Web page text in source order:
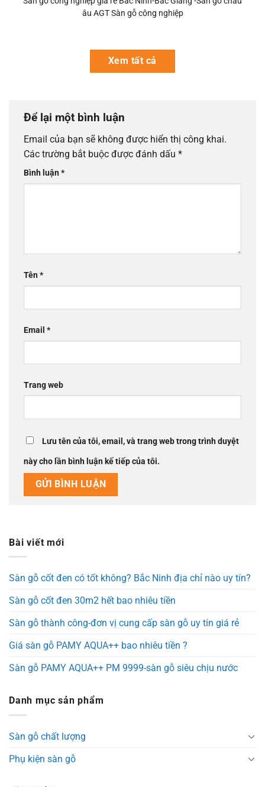
âu AGT Sàn gỗ công nghiệp
Xem tất cả
Để lại một bình luận
Email của bạn sẽ không được hiển thị công khai.
Các trường bắt buộc được đánh dấu *
Bình luận*
Tên*
Email *
Trang web
Lưu tên của tôi, email, và trang web trong trình duyệt
này cho lần bình luận kế tiếp của tôi.
Bài viết mới
Sàn gỗ cốt đen có tốt không? Bắc Ninh địa chỉ nào uy tín?
Sàn gỗ cốt đen 30m2 hết bao nhiêu tiền
Sàn gỗ thành công-đơn vị cung cấp sàn gỗ uy tín giá rẻ
Giá sàn gỗ PAMY AQUA++ bao nhiêu tiền ?
Sàn gỗ PAMY AQUA++ PM 9999-sàn gỗ siêu chịu nước
Danh mục sản phẩm
Sàn gỗ chất lượng
Phụ kiện sàn gỗ